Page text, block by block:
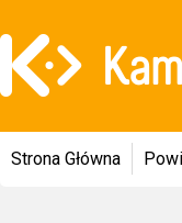
Strona Główna